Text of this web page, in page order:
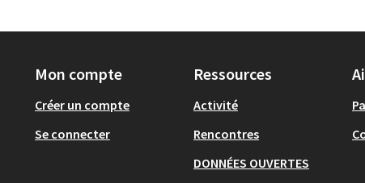
Mon compte
Créer un compte
Se connecter
Ressources
Activité
Rencontres
DONNÉES OUVERTES